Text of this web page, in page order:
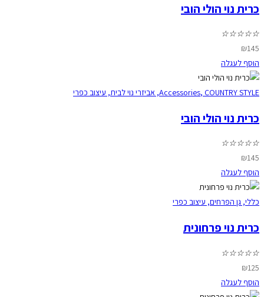
כרית נוי הולי הובי
☆
☆
☆
☆
☆
₪145
הוסף לעגלה
Accessories, COUNTRY STYLE
, אביזרי נוי לבית, עיצוב כפרי
כרית נוי הולי הובי
☆
☆
☆
☆
☆
₪145
הוסף לעגלה
כללי, גן הפרחים, עיצוב כפרי
כרית נוי פרחונית
☆
☆
☆
☆
☆
₪125
הוסף לעגלה